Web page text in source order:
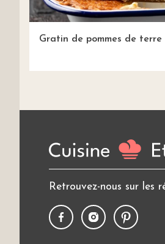
Gratin de pommes de terre
Retrouvez-nous sur les